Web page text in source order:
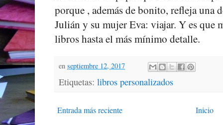
porque , además de bonito, refleja una
Julián y su mujer Eva: viajar. Y es que
libros hasta el más mínimo detalle.
en septiembre 12, 2017
Etiquetas: libros personalizados
Entrada más reciente Inicio